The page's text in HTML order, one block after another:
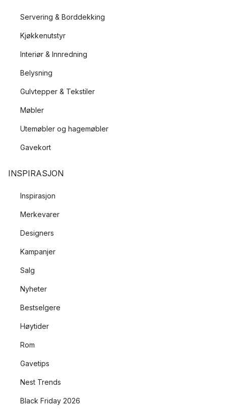
Servering & Borddekking
Kjøkkenutstyr
Interiør & Innredning
Belysning
Gulvtepper & Tekstiler
Møbler
Utemøbler og hagemøbler
Gavekort
INSPIRASJON
Inspirasjon
Merkevarer
Designers
Kampanjer
Salg
Nyheter
Bestselgere
Høytider
Rom
Gavetips
Nest Trends
Black Friday 2026